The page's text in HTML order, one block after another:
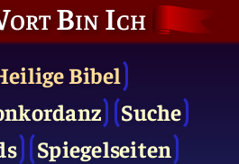
Bin Ich
Bibel
Suche
Spiegelseiten